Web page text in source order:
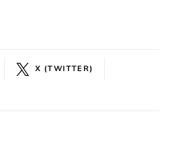
X (TWITTER)